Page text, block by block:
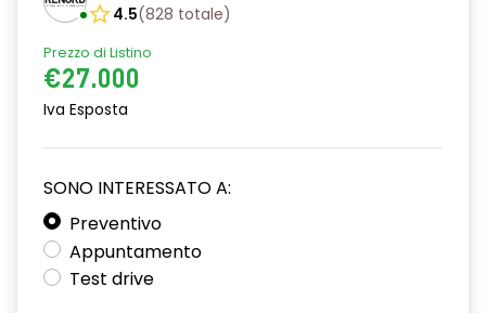
4.5(828 totale)
Prezzo di Listino
€27.000
Iva Esposta
SONO INTERESSATO A:
Preventivo
Appuntamento
Test drive